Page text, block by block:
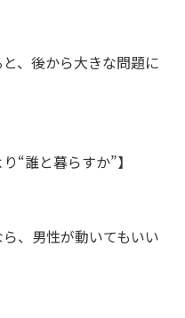
、後から大きな問題に
“誰と暮らすか”】
、男性が動いてもいい